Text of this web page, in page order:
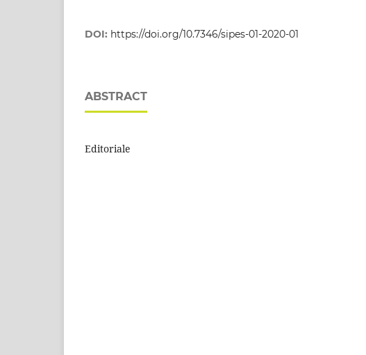
DOI: https://doi.org/10.7346/sipes-01-2020-01
ABSTRACT
Editoriale